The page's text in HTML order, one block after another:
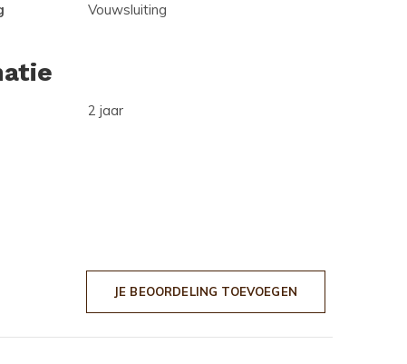
Vouwsluiting
2 jaar
JE BEOORDELING TOEVOEGEN